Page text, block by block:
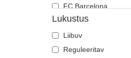
FC Barcelona
Golden State Warriors
Kansas City Royals
Los Angeles Angels
Lukustus
Liibuv
Reguleeritav